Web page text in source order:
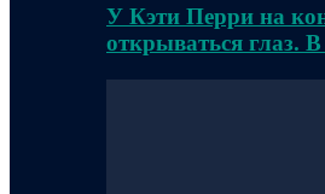
У Кэти Перри на
открываться глаз.